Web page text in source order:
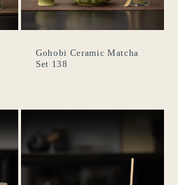
Gohobi Ceramic Matcha
Set 138